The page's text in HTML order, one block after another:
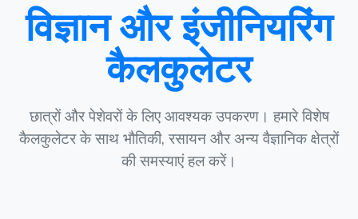
विज्ञान
अन्य टूल
विज्ञान और इंजीनियरिंग
कैलकुलेटर
छात्रों और पेशेवरों के लिए आवश्यक उपकरण। हमारे विशेष
कैलकुलेटर के साथ भौतिकी, रसायन और अन्य वैज्ञानिक क्षेत्रों
की समस्याएं हल करें।